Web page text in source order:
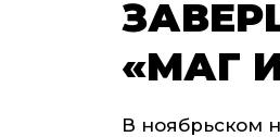
«МАГ
В ноябрьском